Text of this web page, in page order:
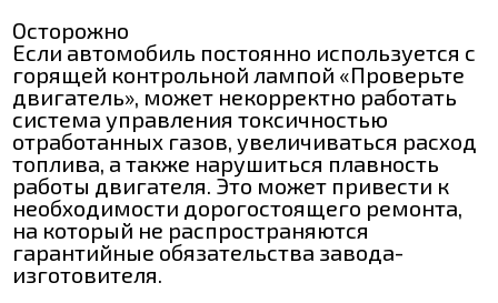
Осторожно
Если автомобиль постоянно используется с
горящей контрольной лампой «Проверьте
двигатель», может некорректно работать
система управления токсичностью
отработанных газов, увеличиваться расход
топлива, а также нарушиться плавность
работы двигателя. Это может привести к
необходимости дорогостоящего ремонта,
на который не распространяются
гарантийные обязательства завода-
изготовителя.